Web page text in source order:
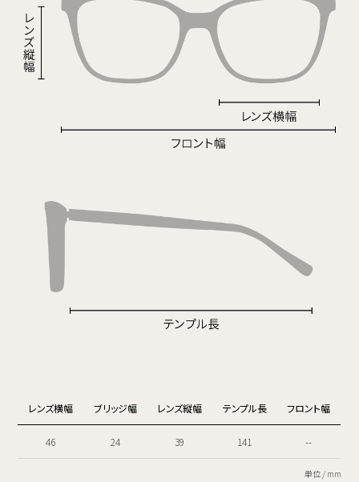
レンズ横幅 ブリッジ幅 レンズ縦幅 テンプル長 フロント幅
46 24 39 141 --
単位 / mm